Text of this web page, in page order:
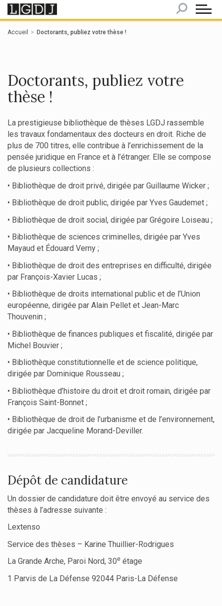
Accueil Doctorants, publiez votre thèse !
Doctorants, publiez votre
thèse !
La prestigieuse bibliothèque de thèses LGDJ rassemble
les travaux fondamentaux des docteurs en droit. Riche de
plus de 700 titres, elle contribue à l’enrichissement de la
pensée juridique en France et à l’étranger. Elle se compose
de plusieurs collections :
• Bibliothèque de droit privé, dirigée par Guillaume Wicker ;
• Bibliothèque de droit public, dirigée par Yves Gaudemet ;
• Bibliothèque de droit social, dirigée par Grégoire Loiseau ;
• Bibliothèque de sciences criminelles, dirigée par Yves
Mayaud et Édouard Verny ;
• Bibliothèque de droit des entreprises en difficulté, dirigée
par François-Xavier Lucas ;
• Bibliothèque de droits international public et de l’Union
européenne, dirigée par Alain Pellet et Jean-Marc
Thouvenin ;
• Bibliothèque de finances publiques et fiscalité, dirigée par
Michel Bouvier ;
• Bibliothèque constitutionnelle et de science politique,
dirigée par Dominique Rousseau ;
• Bibliothèque d’histoire du droit et droit romain, dirigée par
François Saint-Bonnet ;
• Bibliothèque de droit de l’urbanisme et de l’environnement,
dirigée par Jacqueline Morand-Deviller.
Dépôt de candidature
Un dossier de candidature doit être envoyé au service des
thèses à l’adresse suivante :
Lextenso
Service des thèses – Karine Thuillier-Rodrigues
La Grande Arche, Paroi Nord, 30e étage
1 Parvis de La Défense 92044 Paris-La Défense
Panneau de gestion des cookies